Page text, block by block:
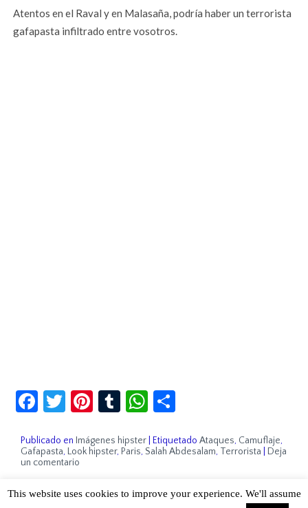
Atentos en el Raval y en Malasaña, podría haber un terrorista
gafapasta infiltrado entre vosotros.
Facebook
Twitter
Pinterest
TumblrWhatsApp
Publicado en Imágenes hipster Etiquetado Ataques, Camuflaje,
Gafapasta, Look hipster, Paris, Salah Abdesalam, Terrorista
Deja
un comentario
Sobre Cuánto Hipster | Aviso legal |Contacto
This website uses cookies to improve your experience. We'll assume